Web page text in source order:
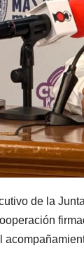
de la